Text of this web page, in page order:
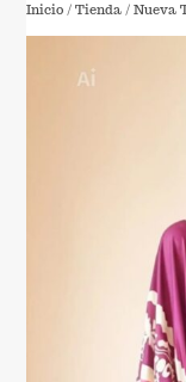
Inicio /Tienda /Nueva